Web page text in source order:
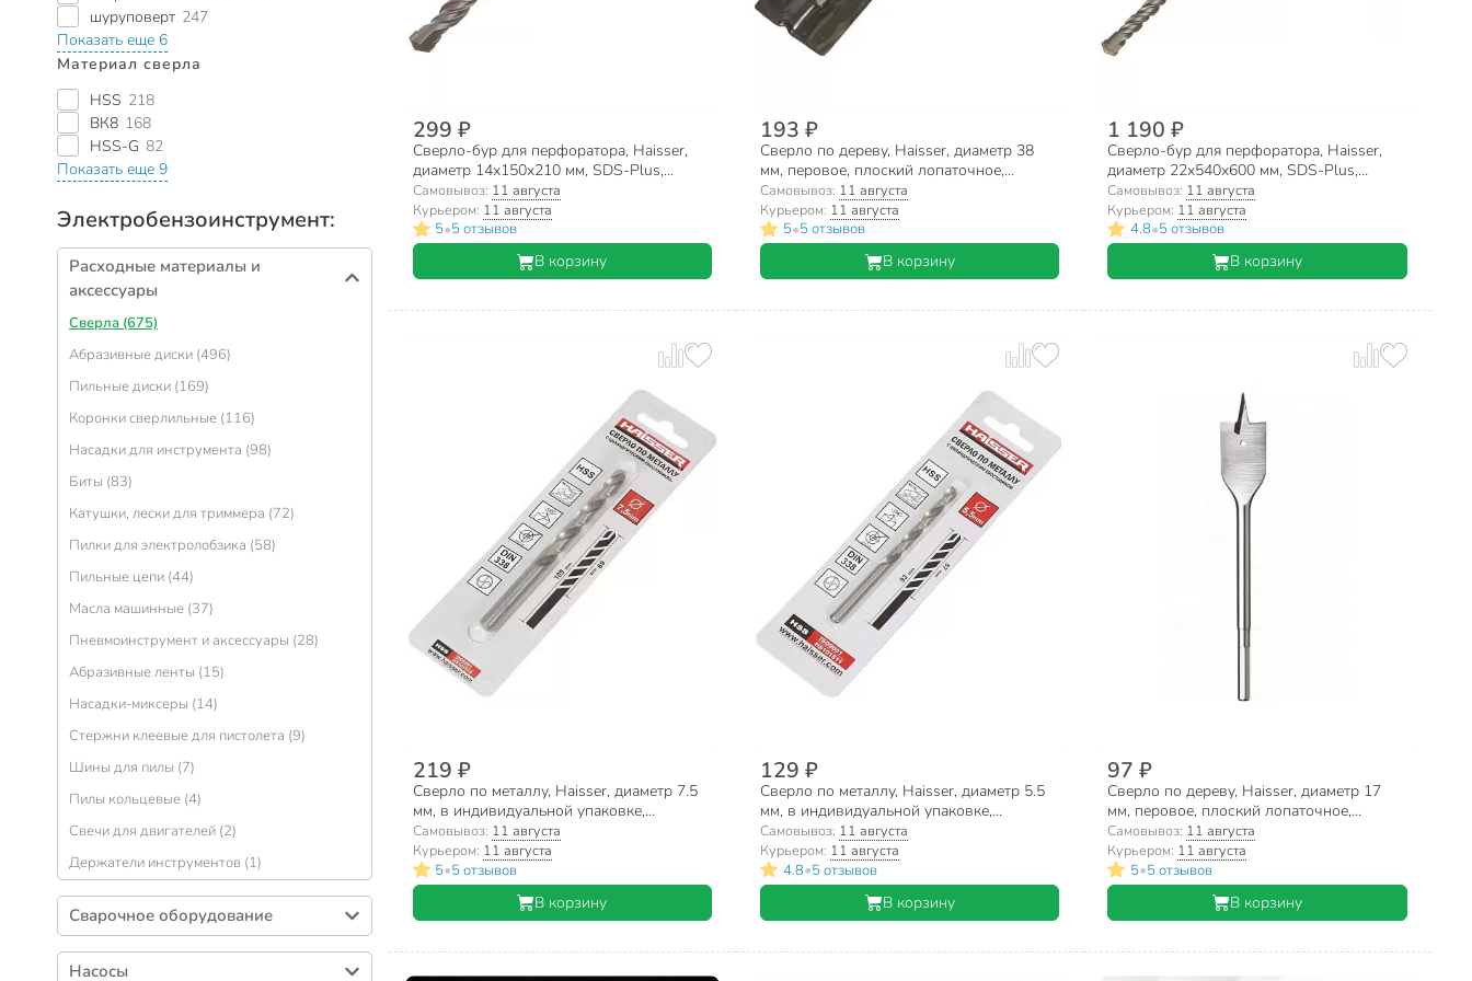
шуруповерт 247
Показать еще 6
Материал сверла
HSS 218
ВК8 168
HSS-G 82
Показать еще 9
Электробензоинструмент:
Расходные материалы и
аксессуары
Сверла (675)
Абразивные диски (496)
Пильные диски (169)
Коронки сверлильные (116)
Насадки для инструмента (98)
Биты (83)
Катушки, лески для триммера (72)
Пилки для электролобзика (58)
Пильные цепи (44)
Масла машинные (37)
Пневмоинструмент и аксессуары (28)
Абразивные ленты (15)
Насадки-миксеры (14)
Стержни клеевые для пистолета (9)
Шины для пилы (7)
Пилы кольцевые (4)
Свечи для двигателей (2)
Держатели инструментов (1)
Сварочное оборудование
Электроды (173)
Насосы
299 ₽
Сверло-бур для перфоратора, Haisser,
диаметр 14х150х210 мм, SDS-Plus,
HS102030
Самовывоз: 11 августа
Курьером: 11 августа
5•5 отзывов
В корзину
193 ₽
Сверло по дереву, Haisser, диаметр 38
мм, перовое, плоский лопаточное,
HS103321
Самовывоз: 11 августа
Курьером: 11 августа
5•5 отзывов
В корзину
1 190 ₽
Сверло-бур для перфоратора, Haisser,
диаметр 22х540х600 мм, SDS-Plus,
HS102051
Самовывоз: 11 августа
Курьером: 11 августа
4.8•5 отзывов
В корзину
219 ₽
Сверло по металлу, Haisser, диаметр 7.5
мм, в индивидуальной упаковке,
цилиндрический хвостовик, HS101515
Самовывоз: 11 августа
Курьером: 11 августа
5•5 отзывов
В корзину
129 ₽
Сверло по металлу, Haisser, диаметр 5.5
мм, в индивидуальной упаковке,
цилиндрический хвостовик, HS101511
Самовывоз: 11 августа
Курьером: 11 августа
4.8•5 отзывов
В корзину
97 ₽
Сверло по дереву, Haisser, диаметр 17
мм, перовое, плоский лопаточное,
HS103308
Самовывоз: 11 августа
Курьером: 11 августа
5•5 отзывов
В корзину